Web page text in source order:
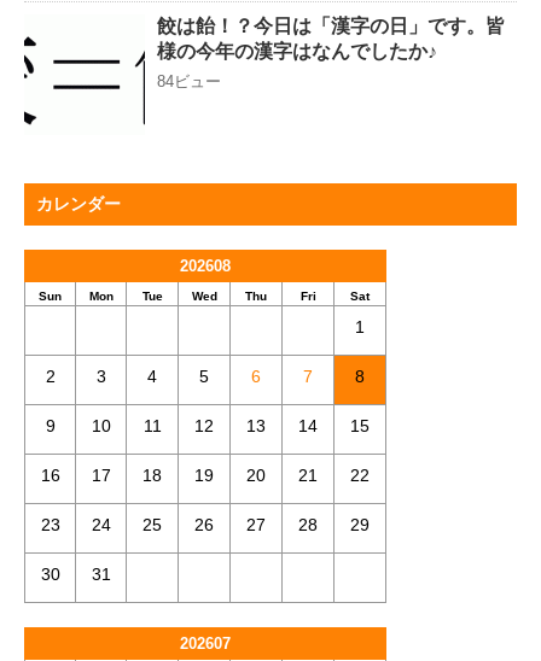
餃は飴！？今日は「漢字の日」です。皆
様の今年の漢字はなんでしたか♪
84ビュー
カレンダー
202608
Sun Mon Tue Wed Thu Fri Sat
1
2 3 4 5 6 7 8
9 10 11 12 13 14 15
16 17 18 19 20 21 22
23 24 25 26 27 28 29
30 31
202607